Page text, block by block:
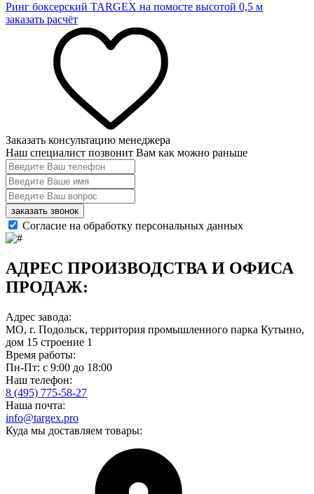
Ринг боксерский TARGEX на помосте высотой 0,5 м
заказать расчёт
Заказать консультацию менеджера
Наш специалист позвонит Вам как можно раньше
заказать звонок
Согласие на обработку персональных данных
АДРЕС ПРОИЗВОДСТВА И ОФИСА
ПРОДАЖ:
Адрес завода:
МО, г. Подольск, территория промышленного парка Кутьино,
дом 15 строение 1
Время работы:
Пн-Пт: с 9:00 до 18:00
Наш телефон:
8 (495) 775-58-27
Наша почта:
info@targex.pro
Куда мы доставляем товары: